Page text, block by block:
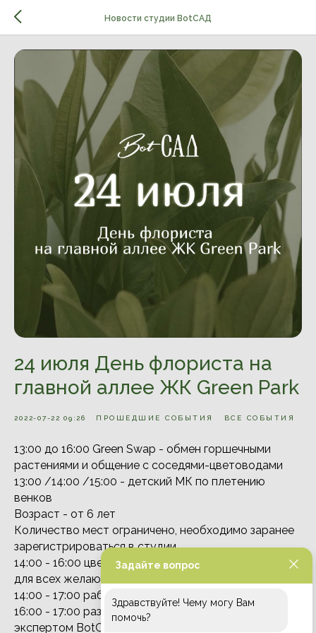
Новости студии BotСАД
24 июля День флориста на
главной аллее ЖК Green Park
2022-07-22 09:26 ПРОШЕДШИЕ СОБЫТИЯ ВСЕ СОБЫТИЯ
13:00 до 16:00 Green Swap - обмен горшечными
растениями и общение с соседями-цветоводами
13:00 /14:00 /15:00 - детский МК по плетению
венков
Возраст - от 6 лет
Количество мест ограничено, необходимо заранее
зарегистрироваться в студии
14:00 - 16:00 цветочные «тату» и блеск-веснушки
для всех желающих
14:00 - 17:00 работа фотографа в фотозоне
16:00 - 17:00 разговор о горшечных растениях с
экспертом BotСАД про нюансы ухода и пересадку
Задайте вопрос
Здравствуйте! Чему могу Вам
помочь?